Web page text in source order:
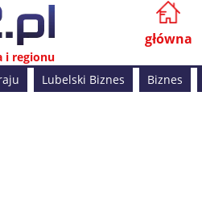
i regionu
główna
Lubelski Biznes Biznes